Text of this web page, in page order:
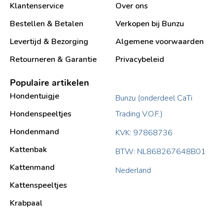
Klantenservice
Bestellen & Betalen
Levertijd & Bezorging
Retourneren & Garantie
Over ons
Verkopen bij Bunzu
Algemene voorwaarden
Privacybeleid
Populaire artikelen
Hondentuigje
Hondenspeeltjes
Hondenmand
Kattenbak
Kattenmand
Kattenspeeltjes
Krabpaal​
Bunzu (onderdeel CaTi
Trading V.O.F.)
KVK: 97868736
BTW: NL868267648B01
Nederland